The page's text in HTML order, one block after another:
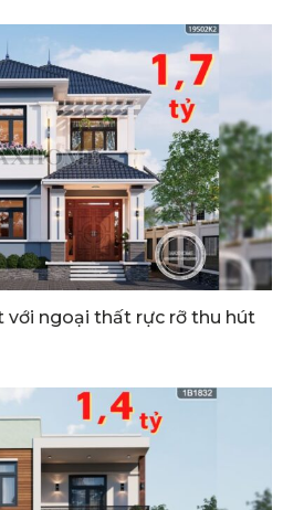
với ngoại thất rực rỡ thu hút